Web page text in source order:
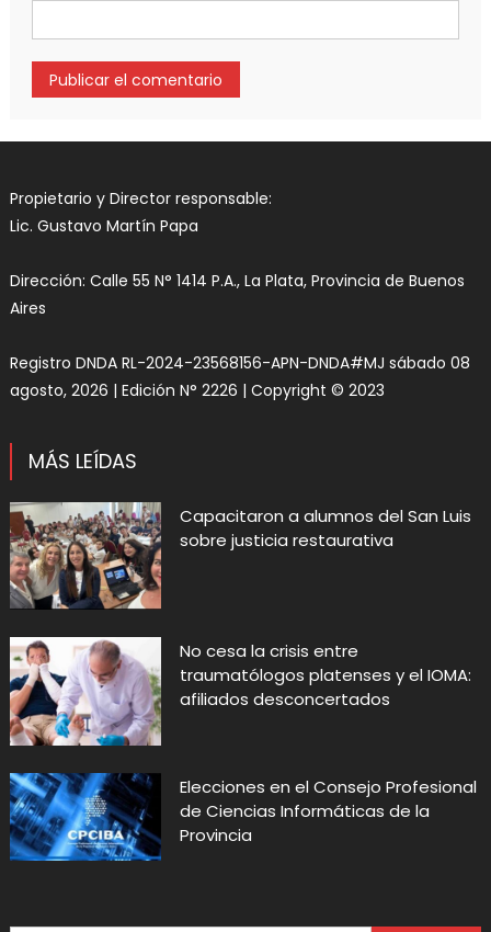
Propietario y Director responsable:
Lic. Gustavo Martín Papa
Dirección: Calle 55 N° 1414 P.A., La Plata, Provincia de Buenos
Aires
Registro DNDA RL-2024-23568156-APN-DNDA#MJ sábado 08
agosto, 2026 | Edición N° 2226 | Copyright © 2023
MÁS LEÍDAS
Capacitaron a alumnos del San Luis
sobre justicia restaurativa
No cesa la crisis entre
traumatólogos platenses y el IOMA:
afiliados desconcertados
Elecciones en el Consejo Profesional
de Ciencias Informáticas de la
Provincia